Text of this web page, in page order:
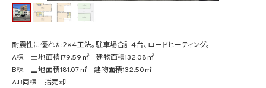
耐震性に優れた２×４工法。駐車場合計４台、ロードヒーティング。
A棟 土地面積179.59㎡ 建物面積132.08㎡
B棟 土地面積181.07㎡ 建物面積132.50㎡
A.B両棟一括売却